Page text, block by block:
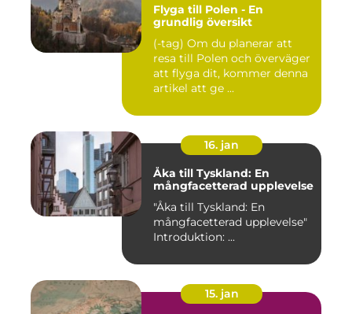
Flyga till Polen - En
grundlig översikt
(-tag) Om du planerar att
resa till Polen och överväger
att flyga dit, kommer denna
artikel att ge ...
16. jan
Åka till Tyskland: En
mångfacetterad upplevelse
"Åka till Tyskland: En
mångfacetterad upplevelse"
Introduktion: ...
15. jan